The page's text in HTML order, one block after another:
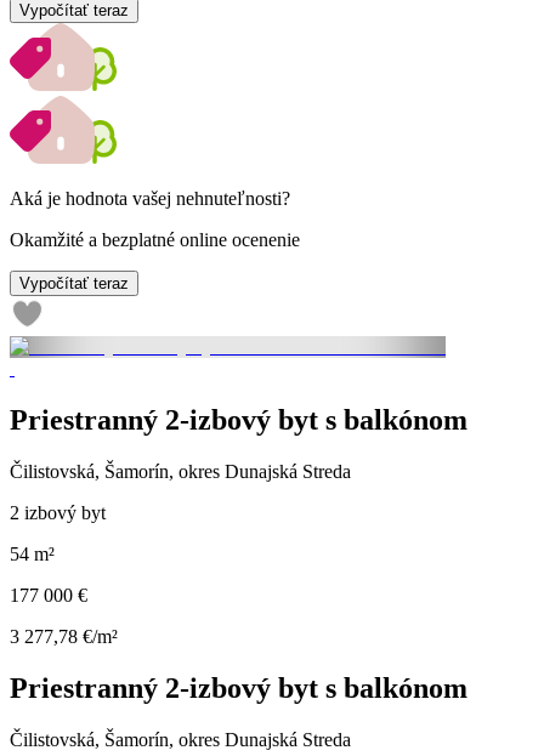
Vypočítať teraz
Aká je hodnota vašej nehnuteľnosti?
Okamžité a bezplatné online ocenenie
Vypočítať teraz
Priestranný 2-izbový byt s balkónom
Čilistovská, Šamorín, okres Dunajská Streda
2 izbový byt
54 m²
177 000 €
3 277,78 €/m²
Priestranný 2-izbový byt s balkónom
Čilistovská, Šamorín, okres Dunajská Streda